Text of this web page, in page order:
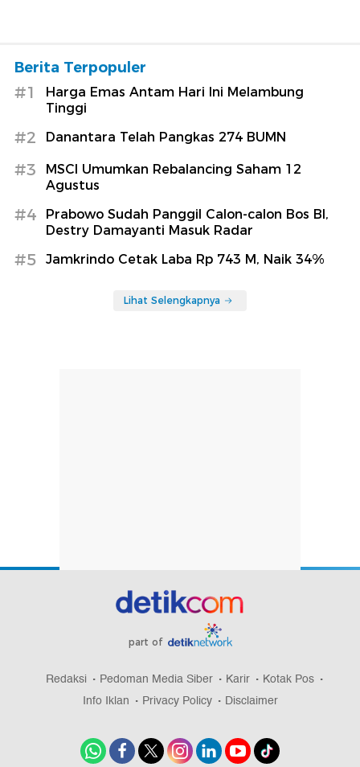
Berita Terpopuler
#1
Harga Emas Antam Hari Ini Melambung
Tinggi
#2 Danantara Telah Pangkas 274 BUMN
#3
MSCI Umumkan Rebalancing Saham 12
Agustus
#4
Prabowo Sudah Panggil Calon-calon Bos BI,
Destry Damayanti Masuk Radar
#5 Jamkrindo Cetak Laba Rp 743 M, Naik 34%
Lihat Selengkapnya
part of
Redaksi Pedoman Media Siber Karir
Kotak Pos
Info Iklan
Privacy Policy Disclaimer